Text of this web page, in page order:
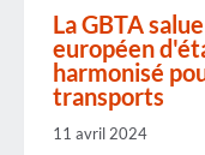
La GBTA
européen
harmonisé
transports
11 avril 2024